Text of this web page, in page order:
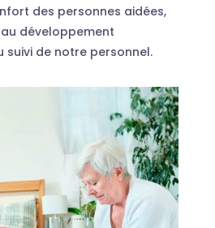
des personnes aidées,
développement
suivi de notre personnel.